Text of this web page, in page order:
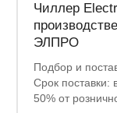
Чиллер
ЭЛПРО
Подбор и
Срок поставки:
50% от